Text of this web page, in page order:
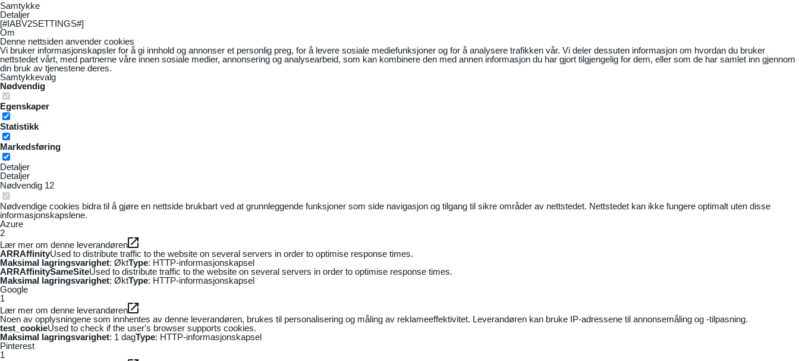
Samtykke
Detaljer
[#IABV2SETTINGS#]
Om
Denne nettsiden anvender cookies
Vi bruker informasjonskapsler for å gi innhold og annonser et personlig preg, for å levere sosiale mediefunksjoner og for å analysere trafikken vår. Vi deler dessuten informasjon om hvordan du bruker
nettstedet vårt, med partnerne våre innen sosiale medier, annonsering og analysearbeid, som kan kombinere den med annen informasjon du har gjort tilgjengelig for dem, eller som de har samlet inn gjennom
din bruk av tjenestene deres.
Samtykkevalg
Nødvendig
Egenskaper
Statistikk
Markedsføring
Detaljer
Detaljer
Nødvendig 12
Nødvendige cookies bidra til å gjøre en nettside brukbart ved at grunnleggende funksjoner som side navigasjon og tilgang til sikre områder av nettstedet. Nettstedet kan ikke fungere optimalt uten disse
informasjonskapslene.
Azure
2
Lær mer om denne leverandøren
ARRAffinityUsed to distribute traffic to the website on several servers in order to optimise response times.
Maksimal lagringsvarighet: ØktType: HTTP-informasjonskapsel
ARRAffinitySameSiteUsed to distribute traffic to the website on several servers in order to optimise response times.
Maksimal lagringsvarighet: ØktType: HTTP-informasjonskapsel
Google
1
Lær mer om denne leverandøren
Noen av opplysningene som innhentes av denne leverandøren, brukes til personalisering og måling av reklameeffektivitet. Leverandøren kan bruke IP-adressene til annonsemåling og -tilpasning.
test_cookieUsed to check if the user's browser supports cookies.
Maksimal lagringsvarighet: 1 dagType: HTTP-informasjonskapsel
Pinterest
1